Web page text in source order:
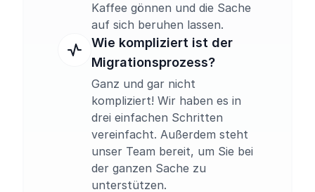
Kaffee gönnen und die Sache
auf sich beruhen lassen.
Wie kompliziert ist der
Migrationsprozess?
Ganz und gar nicht
kompliziert! Wir haben es in
drei einfachen Schritten
vereinfacht. Außerdem steht
unser Team bereit, um Sie bei
der ganzen Sache zu
unterstützen.